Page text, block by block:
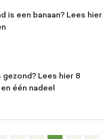
is een banaan? Lees hier
gezond? Lees hier 8
één nadeel